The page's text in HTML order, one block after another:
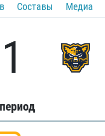
Составы Медиа